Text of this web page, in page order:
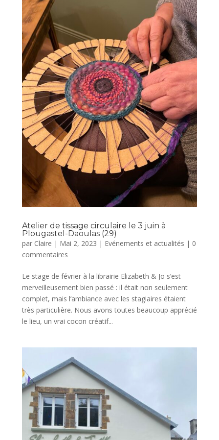
Atelier de tissage circulaire le 3 juin à
Plougastel-Daoulas (29)
par Claire | Mai 2, 2023 | Evénements et actualités | 0
commentaires
Le stage de février à la librairie Elizabeth & Jo s’est
merveilleusement bien passé : il était non seulement
complet, mais l’ambiance avec les stagiaires étaient
très particulière. Nous avons toutes beaucoup apprécié
le lieu, un vrai cocon créatif...